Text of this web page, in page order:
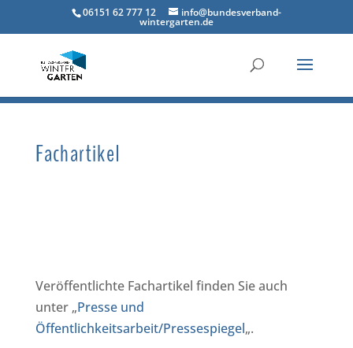
06151 62 777 12 info@bundesverband-
wintergarten.de
Fachartikel
Veröffentlichte Fachartikel finden Sie auch
unter „Presse und
Öffentlichkeitsarbeit/Pressespiegel„.